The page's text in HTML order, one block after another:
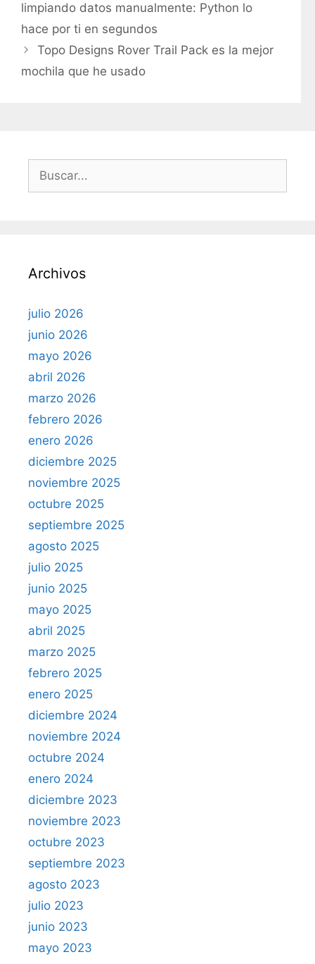
e
g
o
r
limpiando datos manualmente: Python lo
hace por ti en segundos
Topo Designs Rover Trail Pack es la mejor
mochila que he usado
:
Archivos
julio 2026
junio 2026
mayo 2026
abril 2026
marzo 2026
febrero 2026
enero 2026
diciembre 2025
noviembre 2025
octubre 2025
septiembre 2025
agosto 2025
julio 2025
junio 2025
mayo 2025
abril 2025
marzo 2025
febrero 2025
enero 2025
diciembre 2024
noviembre 2024
octubre 2024
enero 2024
diciembre 2023
noviembre 2023
octubre 2023
septiembre 2023
agosto 2023
julio 2023
junio 2023
mayo 2023